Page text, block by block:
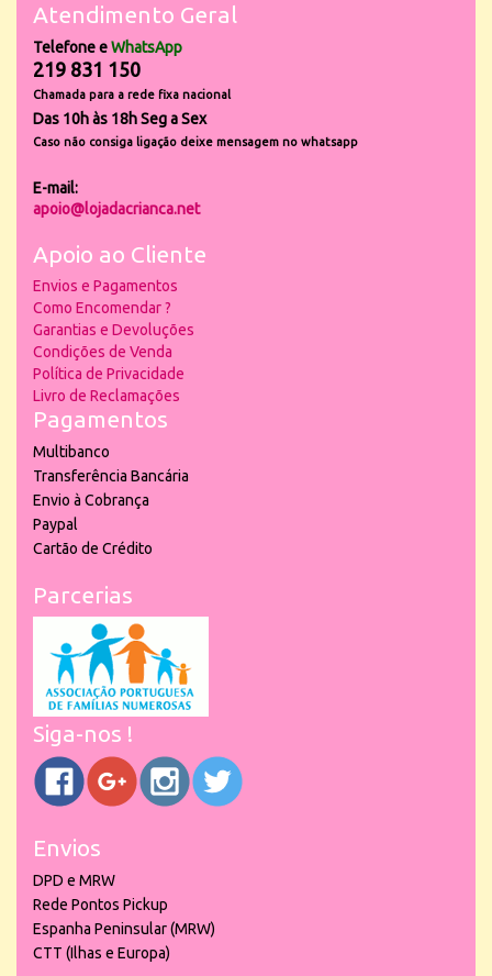
Atendimento Geral
Telefone eWhatsApp
219 831 150
Chamada para a rede fixa nacional
Das 10h às 18h Seg a Sex
Caso não consiga ligação deixe mensagem no whatsapp
E-mail:
apoio@lojadacrianca.net
Apoio ao Cliente
Envios e Pagamentos
Como Encomendar ?
Garantias e Devoluções
Condições de Venda
Política de Privacidade
Livro de Reclamações
Pagamentos
Multibanco
Transferência Bancária
Envio à Cobrança
Paypal
Cartão de Crédito
Parcerias
Siga-nos !
Envios
DPD e MRW
Rede Pontos Pickup
Espanha Peninsular (MRW)
CTT (Ilhas e Europa)